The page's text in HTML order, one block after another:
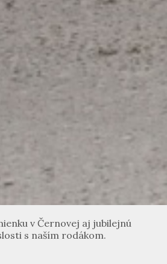
v Černovej aj jubilejnú
s naším rodákom.